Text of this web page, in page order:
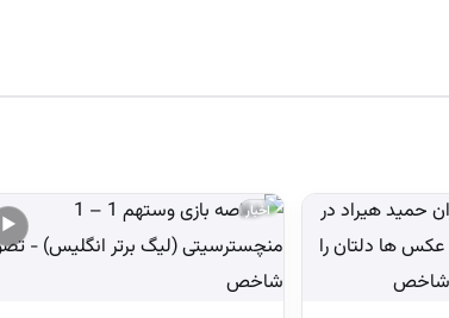
▶
اخبار